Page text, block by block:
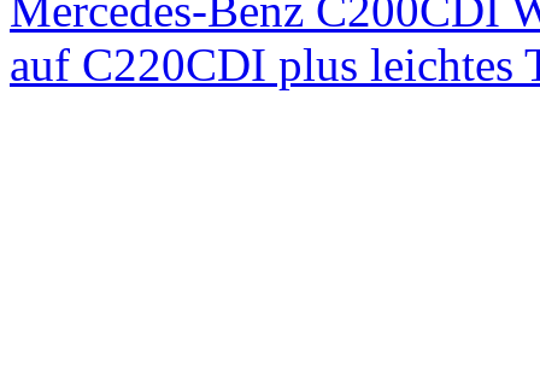
Mercedes-Benz C200CDI
auf C220CDI plus